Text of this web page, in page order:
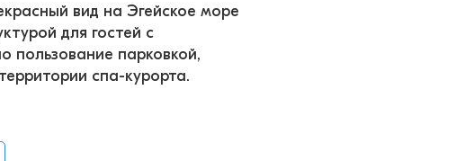
вид на Эгейское море
для гостей с
пользование парковкой,
спа-курорта.